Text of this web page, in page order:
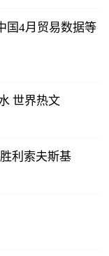
国4月贸易数据等
世界热文
利索夫斯基